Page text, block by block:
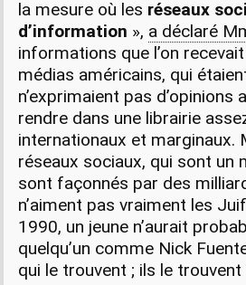
la mesure où les réseaux
d’information », a déclaré
informations que l’on
médias américains, qui
n’exprimaient pas
rendre dans une librairie
internationaux et marginaux.
réseaux sociaux, qui sont un
sont façonnés par des
n’aiment pas vraiment les
1990, un jeune n’aurait
quelqu’un comme Nick
qui le trouvent ; ils le